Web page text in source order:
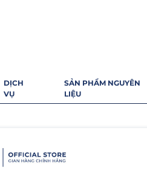
DỊCH
VỤ
SẢN PHẨM NGUYÊN
LIỆU